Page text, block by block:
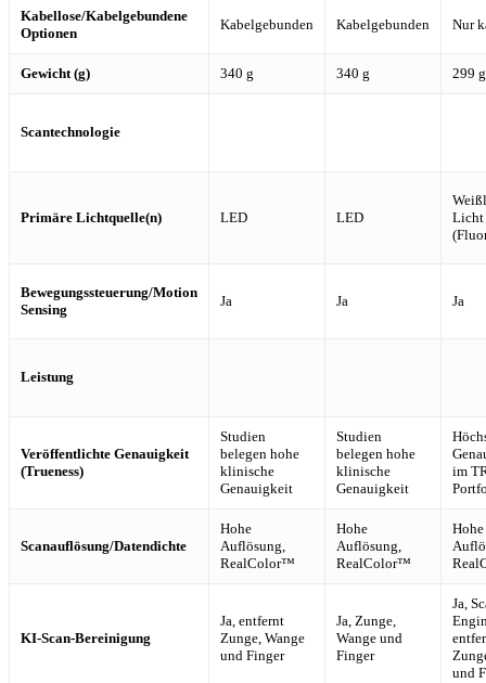
Kabellose/Kabelgebundene
Optionen
Kabelgebunden Kabelgebunden Nur
Gewicht (g) 340 g 340 g 299 g
Scantechnologie
Primäre Lichtquelle(n) LED LED
Licht
Bewegungssteuerung/Motion
Sensing
Ja Ja Ja
Leistung
Veröffentlichte Genauigkeit
(Trueness)
Studien
belegen hohe
klinische
Genauigkeit
Studien
belegen hohe
klinische
Genauigkeit
im
Scanauflösung/Datendichte
Hohe
Auflösung,
RealColor™
Hohe
Auflösung,
RealColor™
Hohe
KI-Scan-Bereinigung
Ja, entfernt
Zunge, Wange
und Finger
Ja, Zunge,
Wange und
Finger
Ja,
und